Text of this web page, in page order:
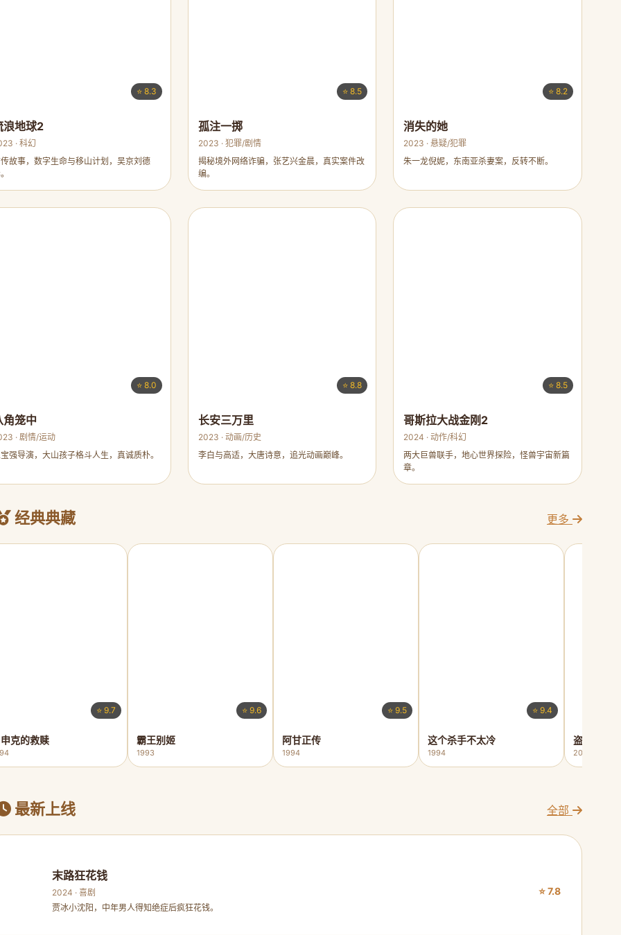
⭐ 8.3
浪地球2
· 科幻
故事，数字生命与移山计划，吴京刘德
⭐ 8.5
孤注一掷
2023 · 犯罪/剧情
揭秘境外网络诈骗，张艺兴金晨，真实案件改
编。
⭐ 8.2
消失的她
2023 · 悬疑/犯罪
朱一龙倪妮，东南亚杀妻案，反转不断。
⭐ 8.0
角笼中
· 剧情/运动
强导演，大山孩子格斗人生，真诚质朴。
⭐ 8.8
长安三万里
2023 · 动画/历史
李白与高适，大唐诗意，追光动画巅峰。
⭐ 8.5
哥斯拉大战金刚2
2024 · 动作/科幻
两大巨兽联手，地心世界探险，怪兽宇宙新篇
章。
经典典藏 更多
⭐ 9.7
克的救赎
⭐ 9.6
霸王别姬
1993
⭐ 9.5
阿甘正传
1994
⭐ 9.4
这个杀手不太冷
1994
盗梦空间
2010
最新上线 全部
末路狂花钱
2024 · 喜剧
贾冰小沈阳，中年男人得知绝症后疯狂花钱。
⭐ 7.8